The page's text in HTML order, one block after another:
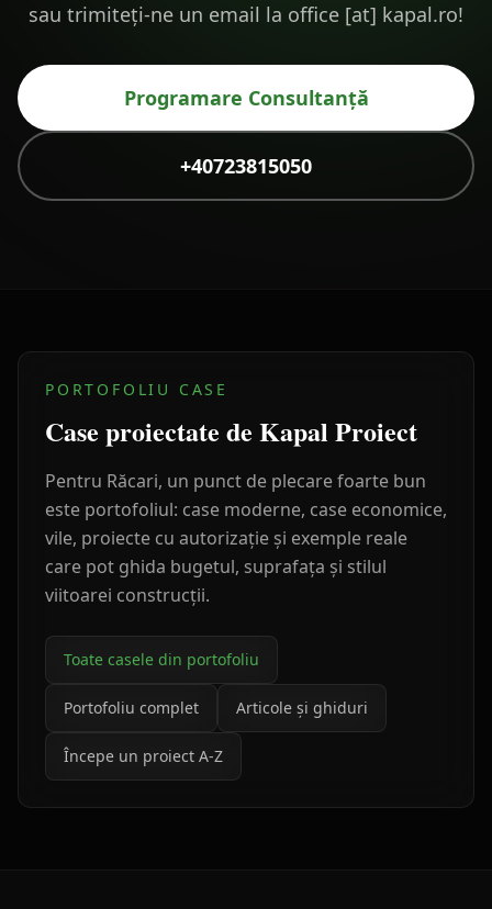
sau trimiteți-ne un email la office [at] kapal.ro!
Programare Consultanță
+40723815050
PORTOFOLIU CASE
Case proiectate de Kapal Proiect
Pentru Răcari, un punct de plecare foarte bun
este portofoliul: case moderne, case economice,
vile, proiecte cu autorizație și exemple reale
care pot ghida bugetul, suprafața și stilul
viitoarei construcții.
Toate casele din portofoliu
Portofoliu complet Articole și ghiduri
Începe un proiect A-Z